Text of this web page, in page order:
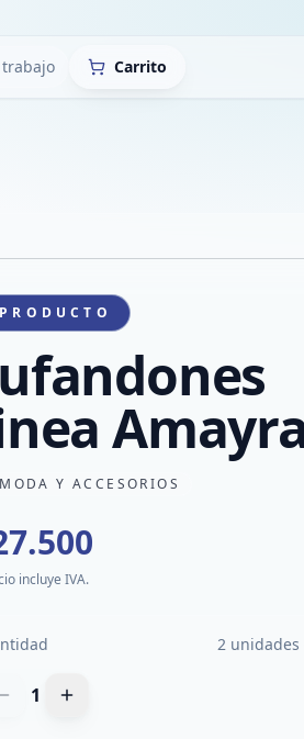
trabajo Carrito
PRODUCTO
MODA Y ACCESORIOS
incluye IVA.
2
1